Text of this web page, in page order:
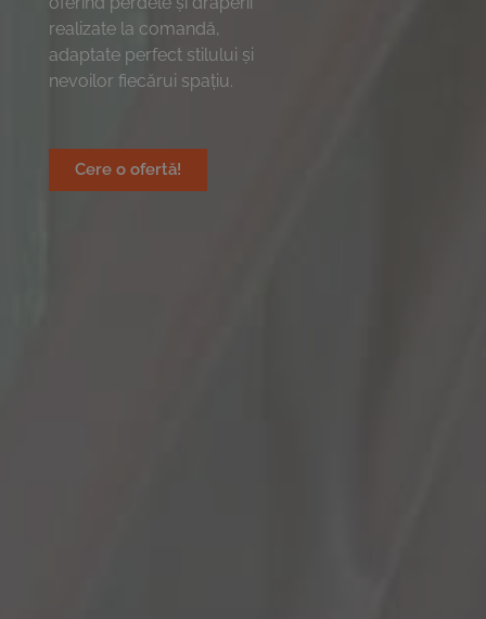
realizate la comandă,
adaptate perfect stilului și
nevoilor fiecărui spațiu.
Cere o ofertă!